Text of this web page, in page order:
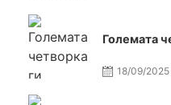
Големата
18/09/2025